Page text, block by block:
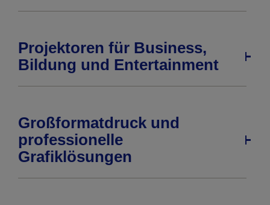
Projektoren für Business,
Bildung und Entertainment
Großformatdruck und
professionelle
Grafiklösungen